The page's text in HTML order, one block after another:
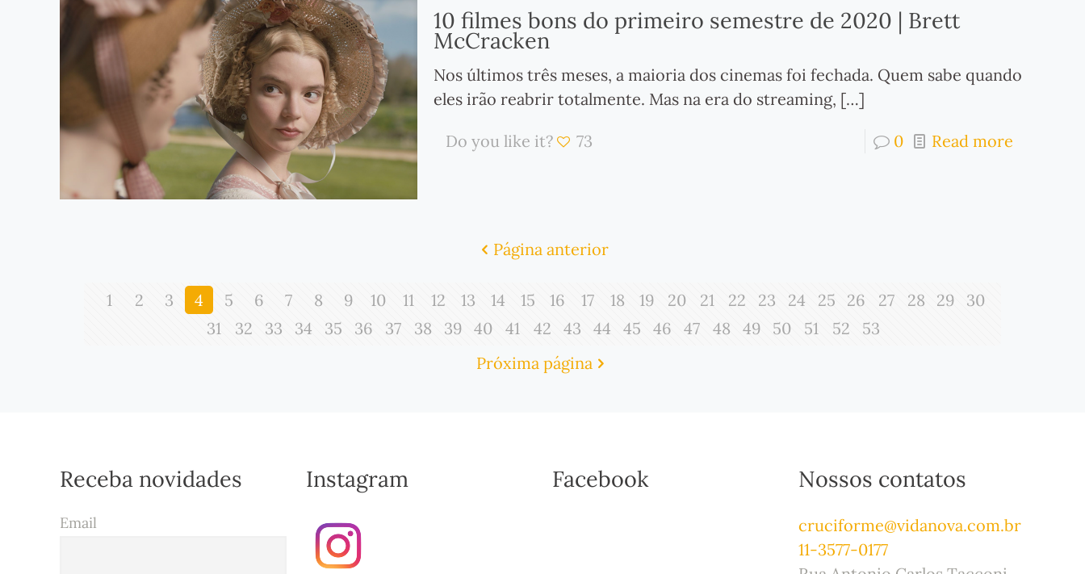
10 filmes bons do primeiro semestre de 2020 | Brett
McCracken
Nos últimos três meses, a maioria dos cinemas foi fechada. Quem sabe quando
eles irão reabrir totalmente. Mas na era do streaming, […]
Do you like it? 73 0 Read more
Página anterior
1 2 3 4 5 6 7 8 9 10 11 12 13 14 15 16 17 18 19 20 21 22 23 24 25 26 27 28 29
30
31
32 33 34 35 36 37 38 39 40 41 42 43 44 45 46 47 48 49 50 51 52
53
Próxima página
Receba novidades
Email
Instagram Facebook Nossos contatos
cruciforme@vidanova.com.br
11-3577-0177